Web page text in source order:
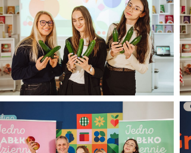
406 KB
CORE TEAM Konferencja luty 2025
(43).jpg
367 KB